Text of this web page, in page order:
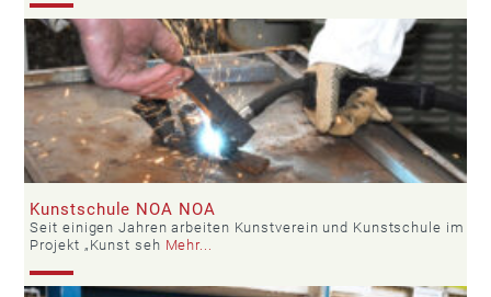
Kunstschule NOA NOA
Seit einigen Jahren arbeiten Kunstverein und Kunstschule im
Projekt „Kunst seh Mehr...